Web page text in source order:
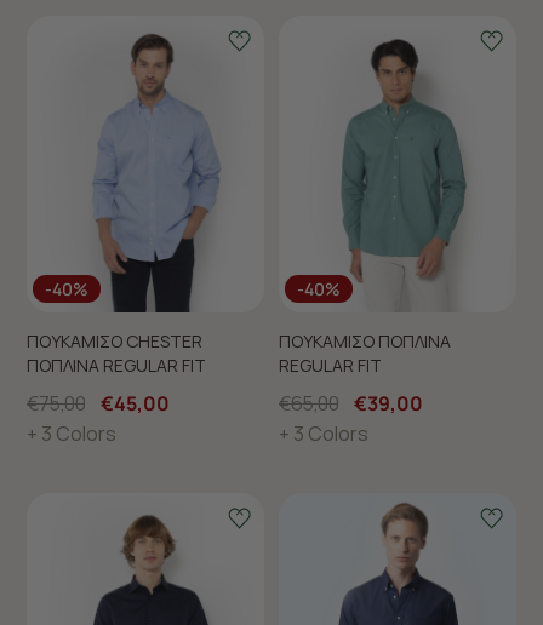
-40%
ΠΟΥΚΑΜΙΣΟ CHESTER
ΠΟΠΛΙΝΑ REGULAR FIT
€75,00 €45,00
+ 3 Colors
-40%
ΠΟΥΚΑΜΙΣΟ ΠΟΠΛΙΝΑ
REGULAR FIT
€65,00 €39,00
+ 3 Colors